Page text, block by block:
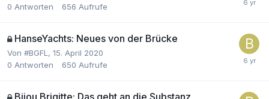
0 Antworten 656 Aufrufe
HanseYachts: Neues von der Brücke
Von #BGFL , 15. April 2020
0 Antworten 650 Aufrufe
Bijou Brigitte: Das geht an die Substanz